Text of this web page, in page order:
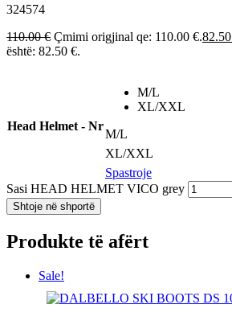
324574
110.00€ Çmimi origjinal qe: 110.00 €.82.50
është: 82.50 €.
Head Helmet - Nr
M/L
XL/XXL
M/L
XL/XXL
Spastroje
Sasi HEAD HELMET VICO grey
Shtoje në shportë
Produkte të afërt
Sale!